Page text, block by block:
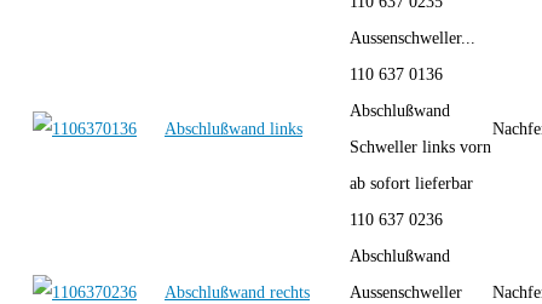
Aussenschweller...
Abschlußwand links
110 637 0136
Abschlußwand
Schweller links vorn
ab sofort lieferbar
Abschlußwand rechts
110 637 0236
Abschlußwand
Aussenschweller